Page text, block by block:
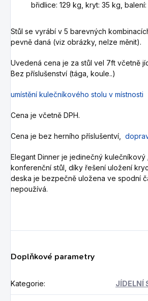
břidlice: 129 kg, kryt: 35 kg,
Stůl se vyrábí v 5 barevných
pevně daná (viz obrázky, nelze měnit).
Uvedená cena je za stůl vel 7ft včetně
Bez příslušenství (tága, koule..)
umístění kulečníkového stolu v místnosti
Cena je včetně DPH.
Cena je bez herního příslušentví,
Elegant Dinner je jedinečný kulečníkový
konferenční stůl, díky řešení uložení
deska je bezpečně uložena ve spodní
nepoužívá.
Doplňkové parametry
Kategorie: JÍDELNÍ